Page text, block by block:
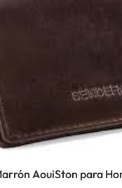
AouiSton para